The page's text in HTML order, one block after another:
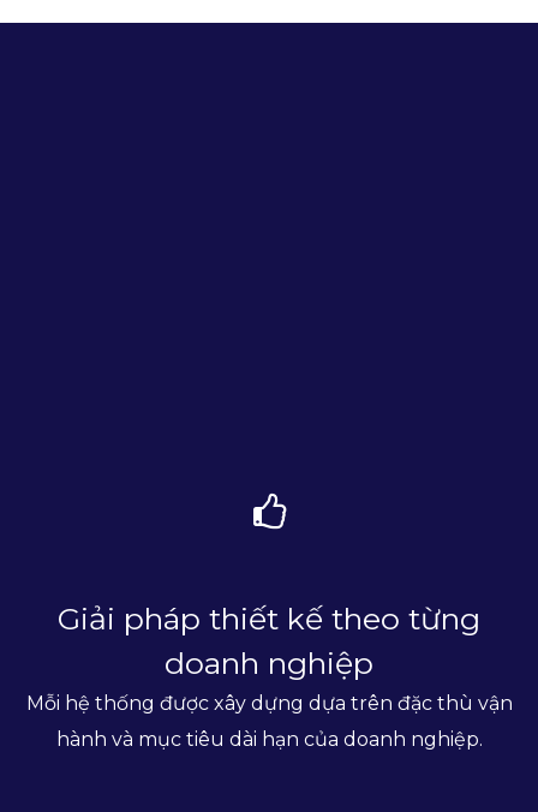
Giải pháp thiết kế theo từng
doanh nghiệp
Mỗi hệ thống được xây dựng dựa trên đặc thù vận
hành và mục tiêu dài hạn của doanh nghiệp.